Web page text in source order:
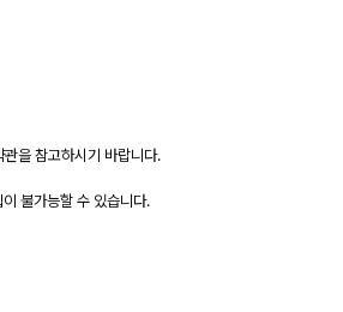
을 참고하시기 바랍니다.
불가능할 수 있습니다.